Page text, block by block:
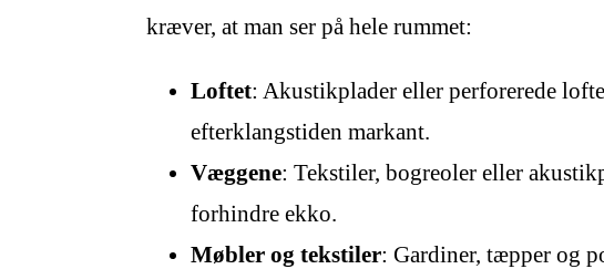
kræver, at man ser på hele rummet:
Loftet: Akustikplader eller perforerede
efterklangstiden markant.
Væggene: Tekstiler, bogreoler eller
forhindre ekko.
Møbler og tekstiler: Gardiner, tæpper og